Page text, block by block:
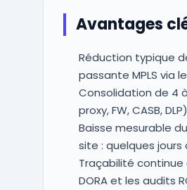
Avantages
Réduction typique
passante MPLS via
Consolidation de 4
proxy, FW, CASB,
Baisse mesurable
site : quelques jours
Traçabilité continue
DORA et les audits